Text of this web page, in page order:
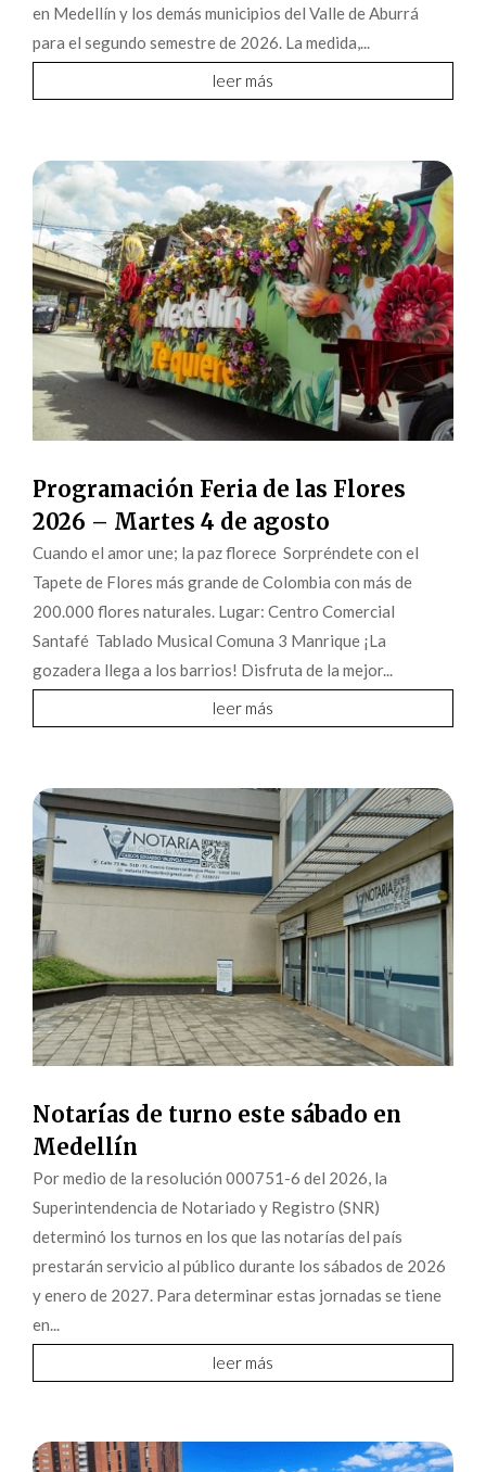
en Medellín y los demás municipios del Valle de Aburrá
para el segundo semestre de 2026. La medida,...
leer más
Programación Feria de las Flores
2026 – Martes 4 de agosto
Cuando el amor une; la paz florece Sorpréndete con el
Tapete de Flores más grande de Colombia con más de
200.000 flores naturales. Lugar: Centro Comercial
Santafé Tablado Musical Comuna 3 Manrique ¡La
gozadera llega a los barrios! Disfruta de la mejor...
leer más
Notarías de turno este sábado en
Medellín
Por medio de la resolución 000751-6 del 2026, la
Superintendencia de Notariado y Registro (SNR)
determinó los turnos en los que las notarías del país
prestarán servicio al público durante los sábados de 2026
y enero de 2027. Para determinar estas jornadas se tiene
en...
leer más